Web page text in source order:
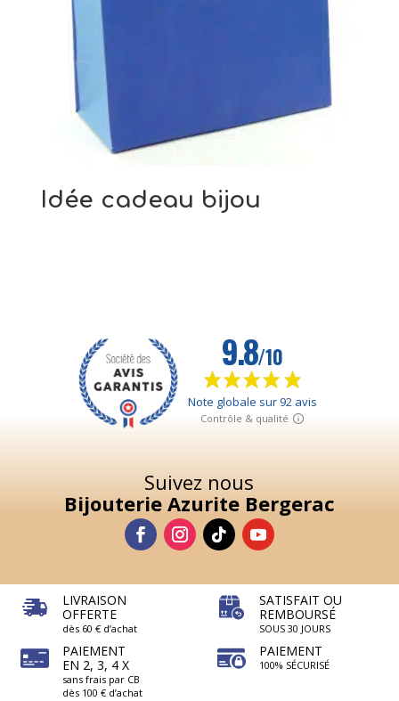
Idée cadeau bijou
Suivez nous
Bijouterie Azurite Bergerac
LIVRAISON
OFFERTE
dès 60 € d’achat
PAIEMENT
EN 2, 3, 4 X
sans frais par CB
dès 100 € d’achat
SATISFAIT OU
REMBOURSÉ
SOUS 30 JOURS
PAIEMENT
100% SÉCURISÉ